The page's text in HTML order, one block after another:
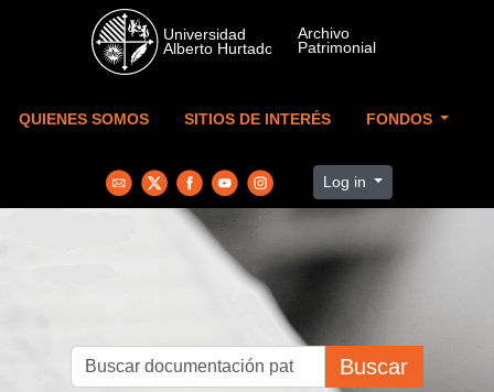
Skip to main content
QUIENES SOMOS SITIOS DE INTERÉS FONDOS
Log in
Buscar